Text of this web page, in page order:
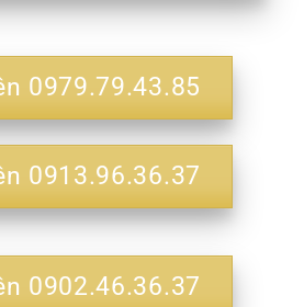
0979.79.43.85
0913.96.36.37
0902.46.36.37